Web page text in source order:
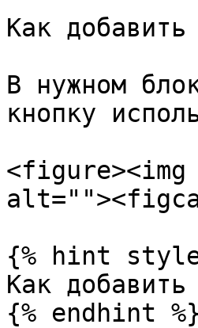
Как
В нужном
кнопку
<figure><img
{% hint
Как
{% endhint %}